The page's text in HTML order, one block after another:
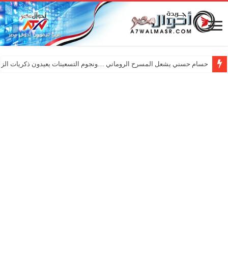
حسام حسني يشعل المسرح الروماني …ونجوم التسعينات يعيدون ذكريات